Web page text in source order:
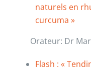
naturels en
curcuma »
Orateur: Dr
Flash : «